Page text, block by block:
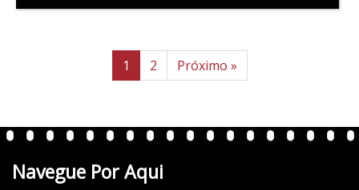
1 2 Próximo »
Navegue Por Aqui